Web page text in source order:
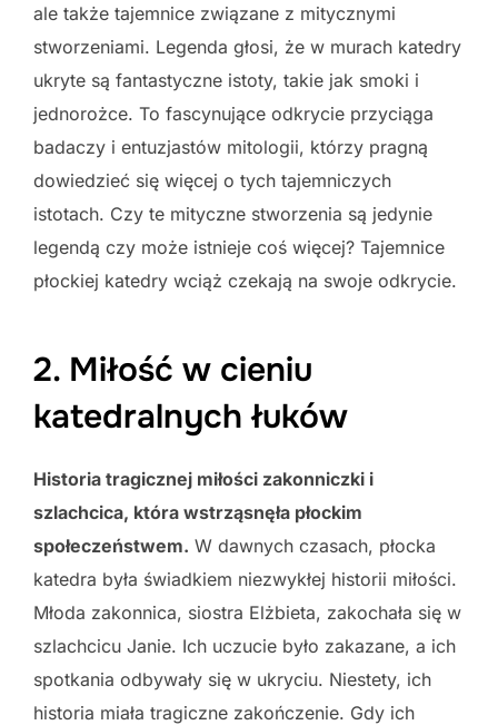
ale także tajemnice związane z mitycznymi
stworzeniami. Legenda głosi, że w murach katedry
ukryte są fantastyczne istoty, takie jak smoki i
jednorożce. To fascynujące odkrycie przyciąga
badaczy i entuzjastów mitologii, którzy pragną
dowiedzieć się więcej o tych tajemniczych
istotach. Czy te mityczne stworzenia są jedynie
legendą czy może istnieje coś więcej? Tajemnice
płockiej katedry wciąż czekają na swoje odkrycie.
2. Miłość w cieniu
katedralnych łuków
Historia tragicznej miłości zakonniczki i
szlachcica, która wstrząsnęła płockim
społeczeństwem. W dawnych czasach, płocka
katedra była świadkiem niezwykłej historii miłości.
Młoda zakonnica, siostra Elżbieta, zakochała się w
szlachcicu Janie. Ich uczucie było zakazane, a ich
spotkania odbywały się w ukryciu. Niestety, ich
historia miała tragiczne zakończenie. Gdy ich